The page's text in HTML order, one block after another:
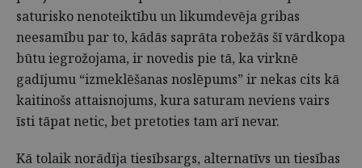
saturisko nenoteiktību un likumdevēja gribas
neesamību par to, kādās saprāta robežās šī vārdkopa
būtu iegrožojama, ir novedis pie tā, ka virknē
gadījumu “izmeklēšanas noslēpums” ir nekas cits kā
kaitinošs attaisnojums, kura saturam neviens vairs
īsti tāpat netic, bet pretoties tam arī nevar.
Kā tolaik norādīja tiesībsargs, alternatīvs un tiesības